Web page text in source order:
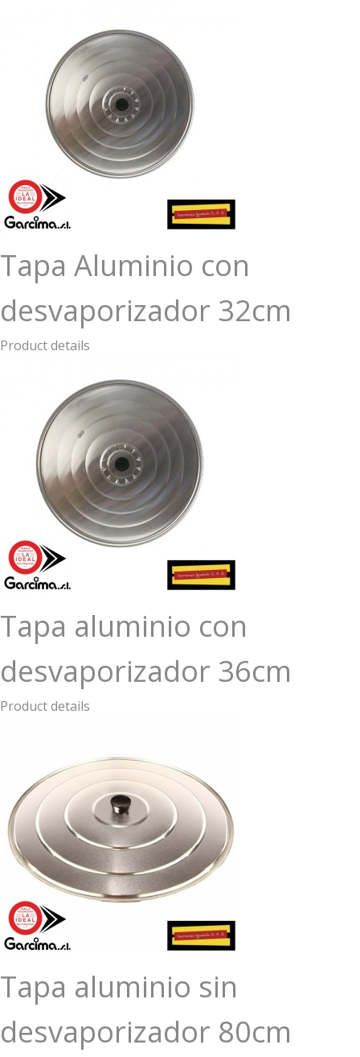
Tapa Aluminio con
desvaporizador 32cm
Product details
Tapa aluminio con
desvaporizador 36cm
Product details
Tapa aluminio sin
desvaporizador 80cm